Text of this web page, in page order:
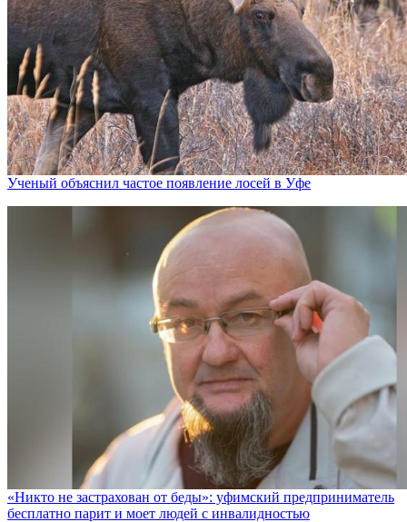
Ученый объяснил частое появление лосей в Уфе
«Никто не заcтрахован от беды»: уфимский предприниматель
бесплатно парит и моет людей с инвалидностью